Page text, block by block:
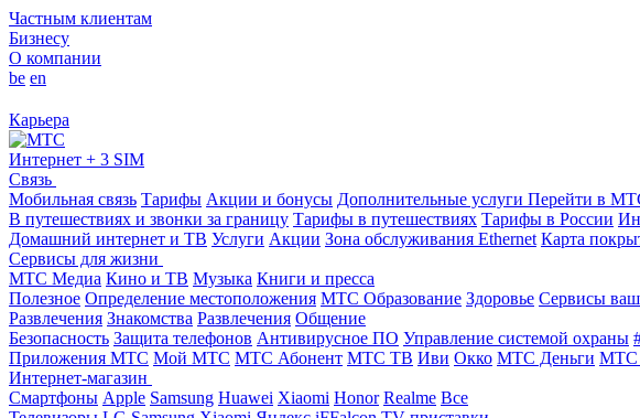
Частным клиентам
Бизнесу
О компании
be en
Карьера
Интернет + 3 SIM
Связь
Мобильная связь Тарифы Акции и бонусы Дополнительные услуги Перейти в
В путешествиях и звонки за границу Тарифы в путешествиях Тарифы в России
Домашний интернет и ТВ Услуги Акции Зона обслуживания Ethernet Карта
Сервисы для жизни
МТС Медиа Кино и ТВ Музыка Книги и пресса
Полезное Определение местоположения МТС Образование Здоровье Сервисы
Развлечения Знакомства Развлечения Общение
Безопасность Защита телефонов Антивирусное ПО Управление системой охраны
Приложения МТС Мой МТС МТС Абонент МТС ТВ Иви Окко МТС Деньги МТС
Интернет-магазин
Смартфоны Apple Samsung Huawei Xiaomi Honor Realme Все